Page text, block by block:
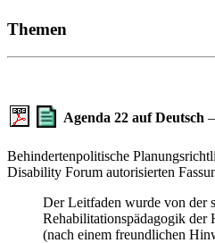
Themen
Agenda 22 auf Deutsch
Behindertenpolitische
Disability Forum autorisierten
Der Leitfaden wurde von der
Rehabilitationspädagogik der
(nach einem freundlichen